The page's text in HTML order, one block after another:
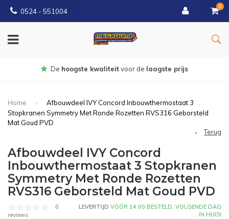
0524 - 551004
0
Gratisbezorgd vanaf €150
Home
Afbouwdeel IVY Concord Inbouwthermostaat 3
Stopkranen Symmetry Met Ronde Rozetten RVS316 Geborsteld
Mat Goud PVD
Terug
Afbouwdeel IVY Concord
Inbouwthermostaat 3 Stopkranen
Symmetry Met Ronde Rozetten
RVS316 Geborsteld Mat Goud PVD
0
reviews
LEVERTIJD VÓÓR 14:00 BESTELD, VOLGENDE DAG
IN HUIS!